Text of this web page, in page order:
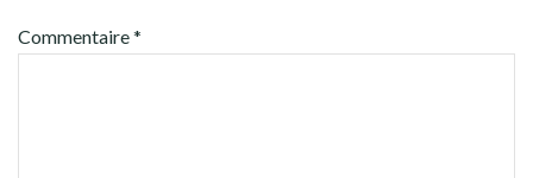
Commentaire*